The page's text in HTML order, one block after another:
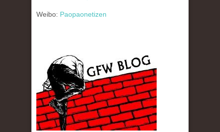
Weibo: Paopaonetizen
gfw_blog_small.jpg